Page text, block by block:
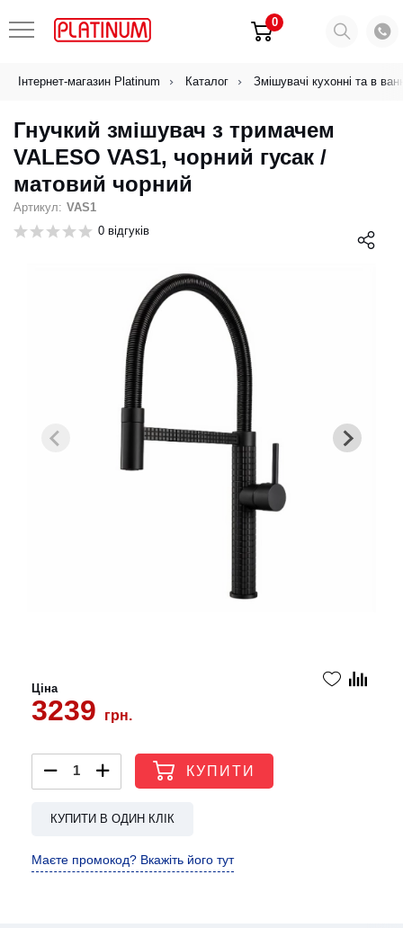
0
Інтернет-магазин Platinum Каталог Змішувачі кухонні та в
Гнучкий змішувач з тримачем
VALESO VAS1, чорний гусак /
матовий чорний
Артикул: VAS1
0 відгуків
Ціна
3239 грн.
КУПИТИ
КУПИТИ В ОДИН КЛІК
Маєте промокод? Вкажіть його тут